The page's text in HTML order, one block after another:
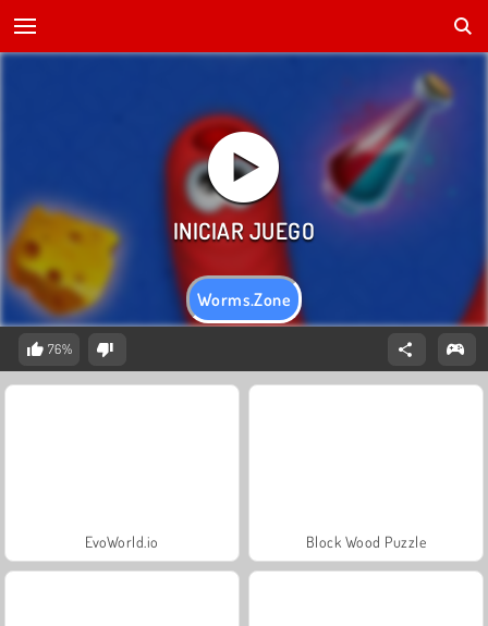
Worms.Zone
76%
EvoWorld.io Block Wood Puzzle